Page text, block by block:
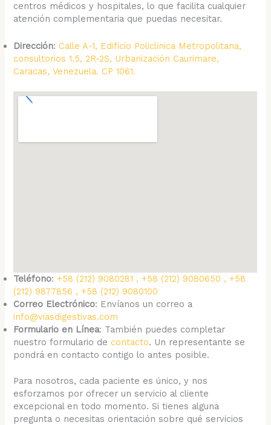
centros médicos y hospitales, lo que facilita cualquier
atención complementaria que puedas necesitar.
Dirección:Calle A-1, Edificio Policlinica Metropolitana,
consultorios 1.5, 2R-2S, Urbanización Caurimare,
Caracas, Venezuela. CP 1061.
Teléfono:+58 (212) 9080281 , +58 (212) 9080650 , +58
(212) 9877856 , +58 (212) 9080100
Correo Electrónico: Envíanos un correo a
info@viasdigestivas.com
Formulario en Línea: También puedes completar
nuestro formulario de contacto. Un representante se
pondrá en contacto contigo lo antes posible.
Para nosotros, cada paciente es único, y nos
esforzamos por ofrecer un servicio al cliente
excepcional en todo momento. Si tienes alguna
pregunta o necesitas orientación sobre qué servicios